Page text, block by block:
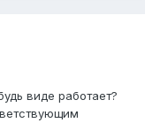
виде работает?